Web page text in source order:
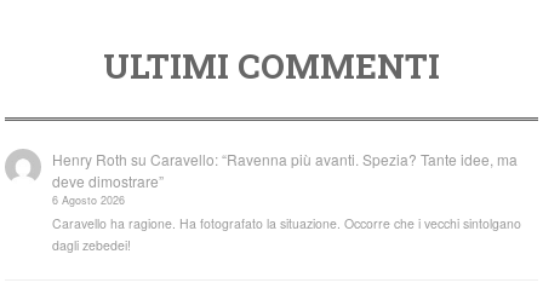
ULTIMI COMMENTI
Henry Roth suCaravello: “Ravenna più avanti. Spezia? Tante idee, ma
deve dimostrare”
6 Agosto 2026
Caravello ha ragione. Ha fotografato la situazione. Occorre che i vecchi sintolgano
dagli zebedei!